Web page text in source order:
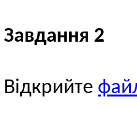
Завдання 2
Відкрийте